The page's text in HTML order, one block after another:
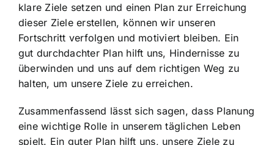
klare Ziele setzen und einen Plan zur Erreichung
dieser Ziele erstellen, können wir unseren
Fortschritt verfolgen und motiviert bleiben. Ein
gut durchdachter Plan hilft uns, Hindernisse zu
überwinden und uns auf dem richtigen Weg zu
halten, um unsere Ziele zu erreichen.
Zusammenfassend lässt sich sagen, dass Planung
eine wichtige Rolle in unserem täglichen Leben
spielt. Ein guter Plan hilft uns, unsere Ziele zu